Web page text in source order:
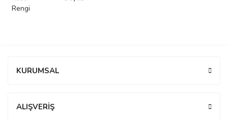
Rengi
KURUMSAL
ALIŞVERİŞ